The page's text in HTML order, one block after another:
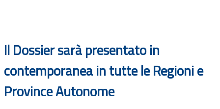
Il Dossier sarà presentato in
contemporanea in tutte le Regioni e
Province Autonome